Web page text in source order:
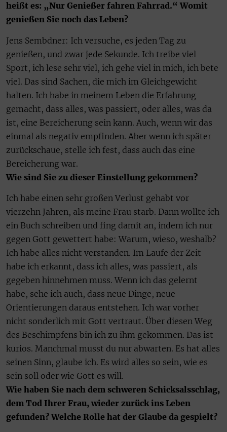
heißt es: „Nur Genießer fahren Fahrrad.“ Womit
genießen Sie noch das Leben?
Jens Sembdner: Ich versuche, es jeden Tag zu
genießen, und zwar jede Sekunde. Ich treibe viel
Sport, ich lese sehr viel, ich gehe viel in mich, ich bete
viel. Das sind Sachen, die mich im Gleichgewicht
halten. Ich habe in meinem Leben die Erfahrung
gemacht, dass alles, was passiert, oder alles, was da
ist, eine Bereicherung sein kann. Auch, wenn wir das
einmal als negativ empfinden. Aber wenn ich später
zurückschaue, stelle ich fest, dass auch das eine
Bereicherung war.
Wie sind Sie zu dieser Einstellung gekommen?
Ich habe einen sehr großen Verlust gehabt vor
vierzehn Jahren, als meine Frau starb. Dann wollte ich
ein Buch schreiben und fing damit an, indem ich nur
gegen Gott gewettert habe: Warum, wieso, weshalb?
Ich habe alles nicht verstanden. Im Laufe der Zeit
habe ich erkannt, dass ich alles, was passiert, als
gegeben hinnehmen muss. Wenn ich das gelernt
habe, sehe ich auch, dass neue Dinge, neue
Orientierungen daraus entstehen. Ich war vorher
nicht sonderlich mit Gott vertraut. Über diesen Weg
des Beschimpfens bin ich zu ihm gekommen. Das ist
kurios. Manchmal musst du nur abwarten. Es hat alles
seinen Sinn, glaube ich. Es wird alles so sein, wie es
sein soll oder wie Gott es will.
Wie haben Sie nach dem schweren Schicksalsschlag,
dem Tod Ihrer Frau, wieder zurück ins Leben
gefunden? Welche Rolle hat der Glaube da gespielt?